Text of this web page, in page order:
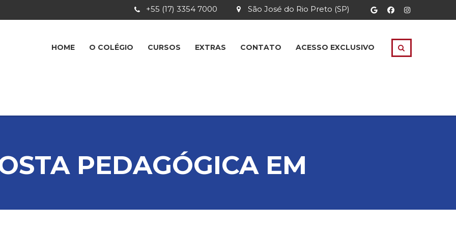
São José do Rio Preto (SP)
+55 (17) 3354 7000
HOME O COLÉGIO CURSOS EXTRAS CONTATO ACESSO EXCLUSIVO
PEDAGÓGICA EM